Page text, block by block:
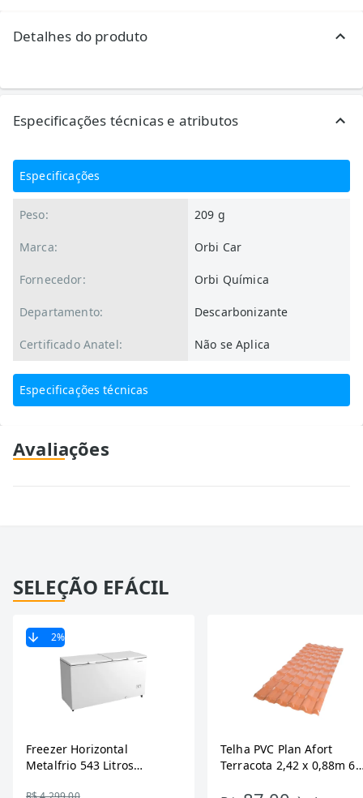
Detalhes do produto
Especificações técnicas e atributos
Especificações
Peso: 209 g
Marca: Orbi Car
Fornecedor: Orbi Química
Departamento: Descarbonizante
Certificado Anatel: Não se Aplica
Especificações técnicas
Avaliações
SELEÇÃO EFÁCIL
2%
Freezer Horizontal
Metalfrio 543 Litros
Telha PVC Plan Afort
Terracota 2,42 x 0,88m 6